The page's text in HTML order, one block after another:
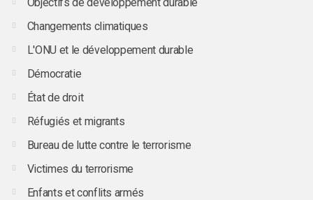
Changements climatiques
L'ONU et le développement durable
Démocratie
État de droit
Réfugiés et migrants
Bureau de lutte contre le terrorisme
Victimes du terrorisme
Enfants et conflits armés